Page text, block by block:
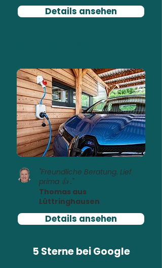
Details ansehen
"Freundliche Beratung. Lief
prima 👍 ."
Thomas aus
Lüttringhausen
Details ansehen
5 Sterne beiGoogle